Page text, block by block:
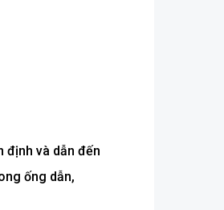
định và dẫn đến
ống dẫn,